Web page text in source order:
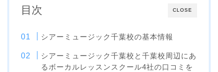
CLOSE
目次
シアーミュージック千葉校の基本情報
シアーミュージック千葉校と千葉校周辺にあ
るボーカルレッスンスクール4社の口コミを